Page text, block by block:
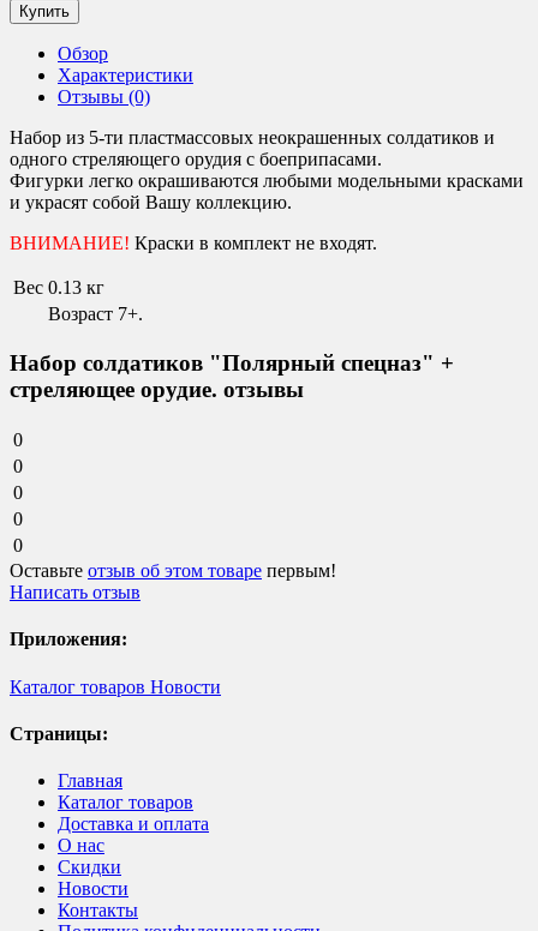
Обзор
Характеристики
Отзывы (0)
Набор из 5-ти пластмассовых неокрашенных солдатиков и
одного стреляющего орудия с боеприпасами.
Фигурки легко окрашиваются любыми модельными красками
и украсят собой Вашу коллекцию.
ВНИМАНИЕ! Краски в комплект не входят.
Вес 0.13 кг
Возраст 7+.
Набор солдатиков "Полярный спецназ" +
стреляющее орудие. отзывы
0
0
0
0
0
Оставьте отзыв об этом товаре первым!
Написать отзыв
Приложения:
Каталог товаров Новости
Страницы:
Главная
Каталог товаров
Доставка и оплата
О нас
Скидки
Новости
Контакты